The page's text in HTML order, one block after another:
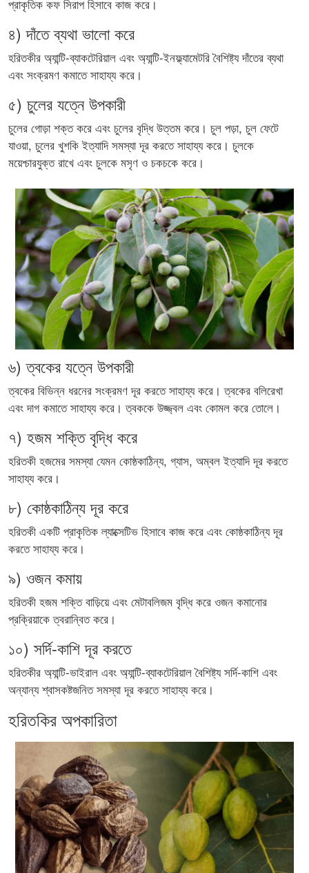
প্রাকৃতিক কফ সিরাপ হিসাবে কাজ করে।
৪) দাঁতে ব্যথা ভালো করে
হরিতকীর অ্যান্টি-ব্যাকটেরিয়াল এবং অ্যান্টি-ইনফ্ল্যামেটরি বৈশিষ্ট্য দাঁতের ব্যথা
এবং সংক্রমণ কমাতে সাহায্য করে।
৫) চুলের যত্নে উপকারী
চুলের গোড়া শক্ত করে এবং চুলের বৃদ্ধি উত্তম করে। চুল পড়া, চুল ফেটে
যাওয়া, চুলের খুশকি ইত্যাদি সমস্যা দূর করতে সাহায্য করে। চুলকে
ময়েশ্চারযুক্ত রাখে এবং চুলকে মসৃণ ও চকচকে করে।
৬) ত্বকের যত্নে উপকারী
ত্বকের বিভিন্ন ধরনের সংক্রমণ দূর করতে সাহায্য করে। ত্বকের বলিরেখা
এবং দাগ কমাতে সাহায্য করে। ত্বককে উজ্জ্বল এবং কোমল করে তোলে।
৭) হজম শক্তি বৃদ্ধি করে
হরিতকী হজমের সমস্যা যেমন কোষ্ঠকাঠিন্য, গ্যাস, অম্বল ইত্যাদি দূর করতে
সাহায্য করে।
৮) কোষ্ঠকাঠিন্য দূর করে
হরিতকী একটি প্রাকৃতিক ল্যাক্সেটিভ হিসাবে কাজ করে এবং কোষ্ঠকাঠিন্য দূর
করতে সাহায্য করে।
৯) ওজন কমায়
হরিতকী হজম শক্তি বাড়িয়ে এবং মেটাবলিজম বৃদ্ধি করে ওজন কমানোর
প্রক্রিয়াকে ত্বরান্বিত করে।
১০) সর্দি-কাশি দূর করতে
হরিতকীর অ্যান্টি-ভাইরাল এবং অ্যান্টি-ব্যাকটেরিয়াল বৈশিষ্ট্য সর্দি-কাশি এবং
অন্যান্য শ্বাসকষ্টজনিত সমস্যা দূর করতে সাহায্য করে।
হরিতকির অপকারিতা